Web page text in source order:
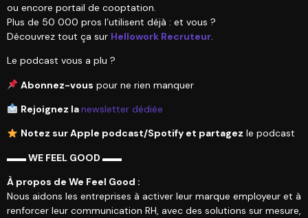
ou encore portail de cooptation.
Plus de 50 000 pros l’utilisent déjà : et vous ?
Découvrez tout ça sur Hellowork Recruteur.
Le podcast vous a plu ?
Abonnez-vous pour ne rien manquer
Rejoignez lanewsletter dédiée
Notez sur Apple podcast/Spotify et partagez le podcast
▬▬ WE FEEL GOOD ▬▬
À propos de We Feel Good :
Nous aidons les entreprises à activer leur marque employeur et à
renforcer leur communication RH, avec des solutions sur mesure,